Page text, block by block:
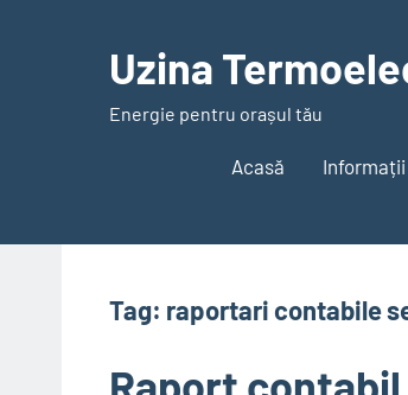
Uzina
Energie pentru orașul tău
Acasă
Tag: raportari contabile